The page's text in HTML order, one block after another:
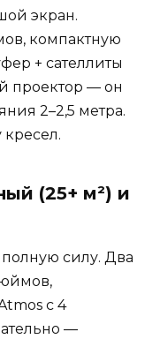
экран.
компактную
+ сателлиты
проектор — он
2–2,5 метра.
кресел.
(25+ м²) и
силу. Два
с 4
—